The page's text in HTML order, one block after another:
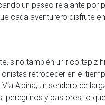
un paseo relajante por
cada aventurero disfrute
sino también un rico tapiz
retroceder en el
Alpina, un sendero de
y pastores, lo